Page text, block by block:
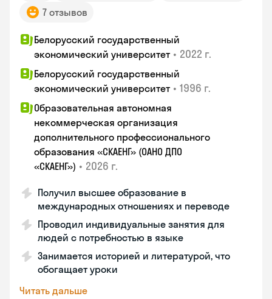
7 отзывов
Белорусский государственный
экономический университет • 2022 г.
Белорусский государственный
экономический университет • 1996 г.
Образовательная автономная
некоммерческая организация
дополнительного профессионального
образования «СКАЕНГ» (ОАНО ДПО
«СКАЕНГ») • 2026 г.
Получил высшее образование в
международных отношениях и переводе
Проводил индивидуальные занятия для
людей с потребностью в языке
Занимается историей и литературой, что
обогащает уроки
Читать дальше